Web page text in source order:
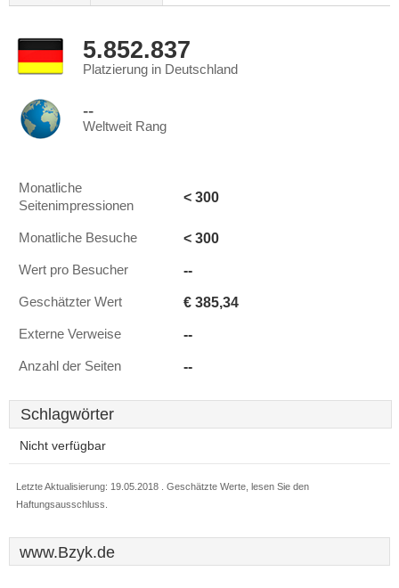
5.852.837
Platzierung in Deutschland
--
Weltweit Rang
Monatliche
Seitenimpressionen
< 300
Monatliche Besuche < 300
Wert pro Besucher --
Geschätzter Wert € 385,34
Externe Verweise --
Anzahl der Seiten --
Schlagwörter
Nicht verfügbar
Letzte Aktualisierung: 19.05.2018 . Geschätzte Werte, lesen Sie den
Haftungsausschluss.
www.Bzyk.de